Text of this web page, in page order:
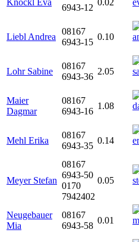
Knöckl Eva
6943-12
0.02
Liebl Andrea
08167
6943-15
0.10
Lohr Sabine
08167
6943-36
2.05
Maier
Dagmar
08167
6943-16
1.08
Mehl Erika
08167
6943-35
0.14
Meyer Stefan
08167
6943-50
0170
7942402
0.05
Neugebauer
Mia
08167
6943-58
0.01